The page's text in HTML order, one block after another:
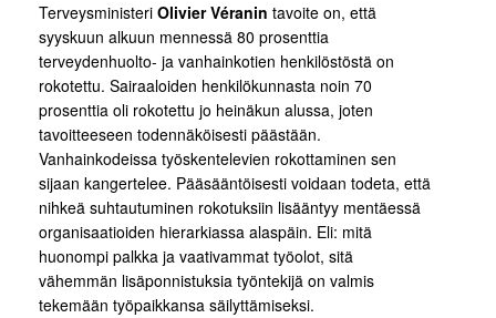
Terveysministeri Olivier Véranin tavoite on, että
syyskuun alkuun mennessä 80 prosenttia
terveydenhuolto- ja vanhainkotien henkilöstöstä on
rokotettu. Sairaaloiden henkilökunnasta noin 70
prosenttia oli rokotettu jo heinäkun alussa, joten
tavoitteeseen todennäköisesti päästään.
Vanhainkodeissa työskentelevien rokottaminen sen
sijaan kangertelee. Pääsääntöisesti voidaan todeta, että
nihkeä suhtautuminen rokotuksiin lisääntyy mentäessä
organisaatioiden hierarkiassa alaspäin. Eli: mitä
huonompi palkka ja vaativammat työolot, sitä
vähemmän lisäponnistuksia työntekijä on valmis
tekemään työpaikkansa säilyttämiseksi.